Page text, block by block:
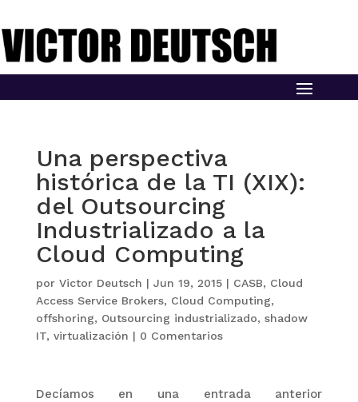
Una perspectiva
histórica de la TI (XIX):
del Outsourcing
Industrializado a la
Cloud Computing
por Victor Deutsch | Jun 19, 2015| CASB, Cloud
Access Service Brokers, Cloud Computing,
offshoring, Outsourcing industrializado, shadow
IT, virtualización | 0 Comentarios
Decíamos en una entrada anterior